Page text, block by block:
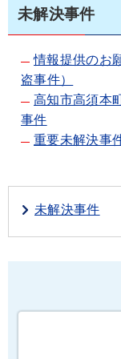
未解決事件
情報提供のお
盗事件）
高知市高須本
事件
重要未解決事
未解決事件